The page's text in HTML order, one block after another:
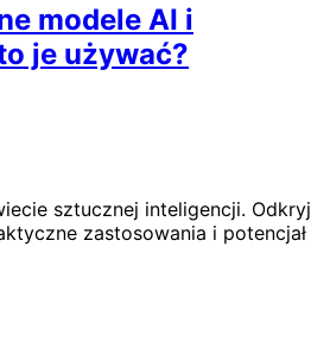
modele AI i
je używać?
sztucznej inteligencji. Odkryj
zastosowania i potencjał